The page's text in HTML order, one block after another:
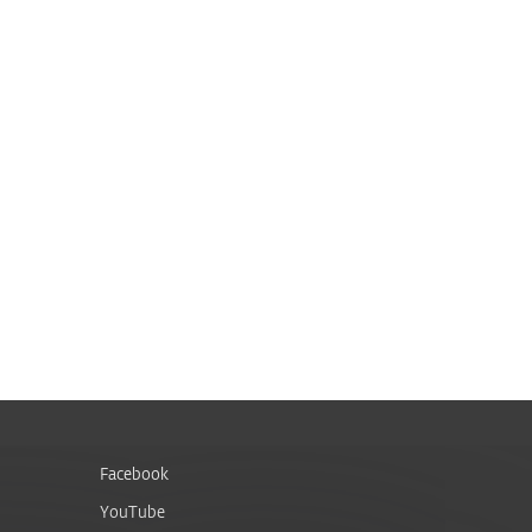
Facebook
YouTube